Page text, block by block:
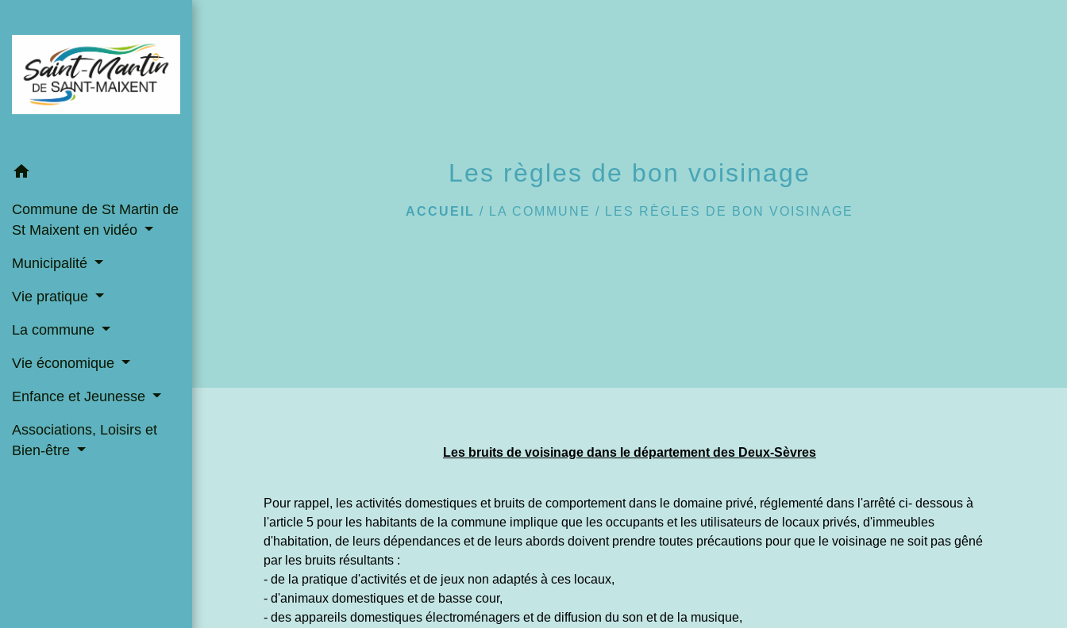
home
Commune de St Martin de
St Maixent en vidéo
Municipalité
Vie pratique
La commune
Vie économique
Enfance et Jeunesse
Associations, Loisirs et
Bien-être
Les règles de bon voisinage
ACCUEIL / LA COMMUNE / LES RÈGLES DE BON VOISINAGE
Les bruits de voisinage dans le département des Deux-Sèvres
Pour rappel, les activités domestiques et bruits de comportement dans le domaine privé, réglementé dans l'arrêté ci- dessous à
l'article 5 pour les habitants de la commune implique que les occupants et les utilisateurs de locaux privés, d'immeubles
d'habitation, de leurs dépendances et de leurs abords doivent prendre toutes précautions pour que le voisinage ne soit pas gêné
par les bruits résultants :
- de la pratique d'activités et de jeux non adaptés à ces locaux,
- d'animaux domestiques et de basse cour,
- des appareils domestiques électroménagers et de diffusion du son et de la musique,